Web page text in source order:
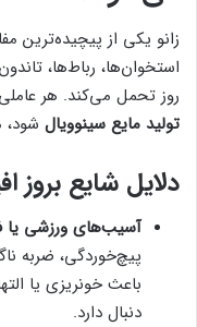
زانو یکی از پیچیده‌ترین
استخوان‌ها، رباط‌ها،
روز تحمل می‌کند. هر
تولید مایع سینوویال شود،
دلایل شایع بروز
آسیب‌های ورزشی یا
پیچ‌خوردگی، ضربه
باعث خونریزی یا
دنبال دارد.